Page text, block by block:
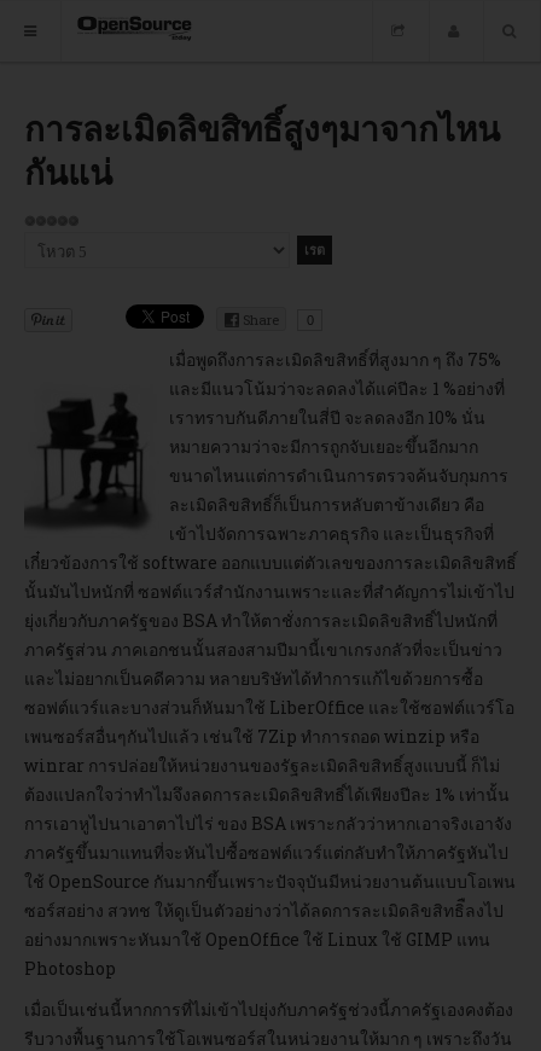
ซอฟต์แวร์
อบรม
DOWNLOAD
HOME
ข่าว
อบรม
DOWNLOAD
การละเมิดลิขสิทธิ์สูงๆมาจากไหน
กันแน่
ให้
เรต
กรุณา
Share
0
เมื่อพูดถึงการละเมิดลิขสิทธิ์ที่สูงมาก ๆ ถึง 75%
และมีแนวโน้มว่าจะลดลงได้แค่ปีละ 1 %อย่างที่
เราทราบกันดีภายในสี่ปี จะลดลงอีก 10% นั่น
หมายความว่าจะมีการถูกจับเยอะขึ้นอีกมาก
ขนาดไหนแต่การดำเนินการตรวจค้นจับกุมการ
ละเมิดลิขสิทธิ์ก็เป็นการหลับตาข้างเดียว คือ
เข้าไปจัดการฉพาะภาคธุรกิจ และเป็นธุรกิจที่
เกี๋ยวข้องการใช้ software ออกแบบแต่ตัวเลขของการละเมิดลิขสิทธิ์
นั้นมันไปหนักที่ ซอฟต์แวร์สำนักงานเพราะและที่สำคัญการไม่เข้าไป
ยุ่งเกี่ยวกับภาครัฐของ BSA ทำให้ตาชั่งการละเมิดลิขสิทธิ์ไปหนักที่
ภาครัฐส่วน ภาคเอกชนนั้นสองสามปีมานี้เขาเกรงกลัวที่จะเป็นข่าว
และไม่อยากเป็นคดีความ หลายบริษัทได้ทำการแก้ไขด้วยการซื้อ
ซอฟต์แวร์และบางส่วนก็หันมาใช้ LiberOffice และใช้ซอฟต์แวร์โอ
เพนซอร์สอื่นๆกันไปแล้ว เช่นใช้ 7Zip ทำการถอด winzip หรือ
winrar การปล่อยให้หน่วยงานของรัฐละเมิดลิขสิทธิ์สูงแบบนี้ ก็ไม่
ต้องแปลกใจว่าทำไมจึงลดการละเมิดลิขสิทธิ์ได้เพียงปีละ 1% เท่านั้น
การเอาหูไปนาเอาตาไปไร่ ของ BSA เพราะกลัวว่าหากเอาจริงเอาจัง
ภาครัฐขึ้นมาแทนที่จะหันไปซื้อซอฟต์แวร์แต่กลับทำให้ภาครัฐหันไป
ใช้ OpenSource กันมากขึ้นเพราะปัจจุบันมีหน่วยงานต้นแบบโอเพน
ซอร์สอย่าง สวทช ให้ดูเป็นตัวอย่างว่าได้ลดการละเมิดลิขสิทธิืลงไป
อย่างมากเพราะหันมาใช้ OpenOffice ใช้ Linux ใช้ GIMP แทน
Photoshop
เมื่อเป็นเช่นนี้หากการที่ไม่เข้าไปยุ่งกับภาครัฐช่วงนี้ภาครัฐเองคงต้อง
รีบวางพื้นฐานการใช้โอเพนซอร์สในหน่วยงานให้มาก ๆ เพราะถึงวัน